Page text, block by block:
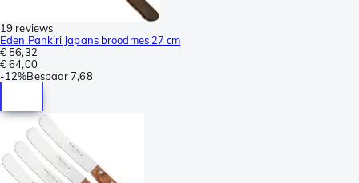
19 reviews
Eden Pankiri Japans broodmes 27 cm
€ 56,32
€ 64,00
-12%Bespaar 7,68